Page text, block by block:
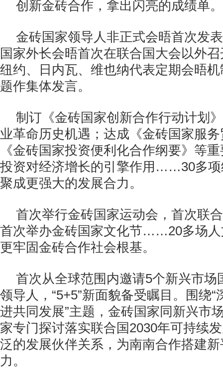
创新金砖合作，拿出闪亮的成绩单。
金砖国家领导人非正式会晤首次发
国家外长会晤首次在联合国大会以外
纽约、日内瓦、维也纳代表定期会晤
题作集体发言。
制订《金砖国家创新合作行动计划
业革命历史机遇；达成《金砖国家服
《金砖国家投资便利化合作纲要》等
投资对经济增长的引擎作用……30多项
聚成更强大的发展合力。
首次举行金砖国家运动会，首次联
首次举办金砖国家文化节……20多场人
更牢固金砖合作社会根基。
首次从全球范围内邀请5个新兴市场
领导人，“5+5”新面貌备受瞩目。围绕
进共同发展”主题，金砖国家同新兴市
家专门探讨落实联合国2030年可持续
泛的发展伙伴关系，为南南合作搭建
力。